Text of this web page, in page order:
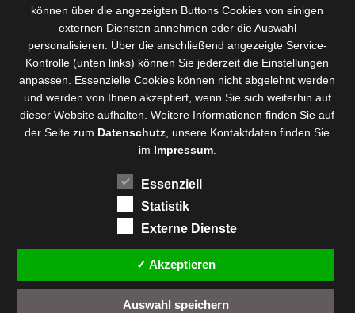
können über die angezeigten Buttons Cookies von einigen
externen Diensten annehmen oder die Auswahl
personalisieren. Über die anschließend angezeigte Service-
Kontrolle (unten links) können Sie jederzeit die Einstellungen
anpassen. Essenzielle Cookies können nicht abgelehnt werden
und werden von Ihnen akzeptiert, wenn Sie sich weiterhin auf
dieser Website aufhalten. Weitere Informationen finden Sie auf
der Seite zum Datenschutz , unsere Kontaktdaten finden Sie
im Impressum.
Essenziell
Statistik
Externe Dienste
✓ Akzeptieren
Auswahl speichern